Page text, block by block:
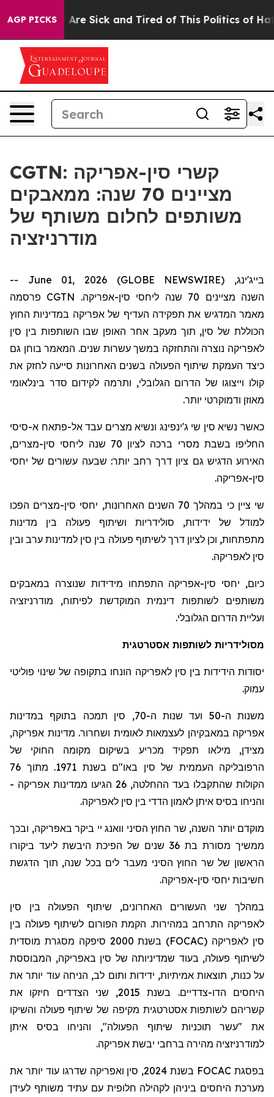
AGP PICKSAre Sick and Tired of This Politics of Hatred”
CGTN: קשרי סין-אפריקה
מציינים 70 שנה: ממאבקים
משותפים לחלום משותף של
מודרניזציה
בייג'ינג, June 01, 2026 (GLOBE NEWSWIRE) --
השנה מציינים CGTN פרסמה
מאמר המדגיש את תפקידה העדיף של אפריקה במדיניות החוץ
הכוללת של סין, תוך מעקב אחר האופן שבו השותפות בין סין
לאפריקה נוצרה והתחזקה במשך עשרות שנים. המאמר בוחן גם
כיצד העמקת שיתוף הפעולה בשנים האחרונות סייעה לחזק את
קולו וייצוגו של הדרום הגלובלי, ותרמה לקידום סדר בינלאומי
מאוזן ודמוקרטי יותר.
כאשר נשיא סין שי ג'ינפינג ונשיא מצרים עבד אל-פתאח א-סיסי
החליפו בשבת מסרי ברכה לציון 70 שנה ליחסי סין-מצרים,
האירוע הדגיש גם ציון דרך רחב יותר: שבעה עשורים של יחסי
סין-אפריקה.
שי ציין כי במהלך 70 השנים האחרונות, יחסי סין-מצרים הפכו
למודל של ידידות, סולידריות ושיתוף פעולה בין מדינות
מתפתחות, וכן לציון דרך לשיתוף פעולה בין סין למדינות ערב ובין
סין לאפריקה.
כיום, יחסי סין-אפריקה התפתחו מידידות שנוצרה במאבקים
משותפים לשותפות דינמית המוקדשת לפיתוח, מודרניזציה
ועליית הדרום הגלובלי.
מסולידריות לשותפות אסטרטגית
יסודות הידידות בין סין לאפריקה הונחו בתקופה של שינוי פוליטי
עמוק.
משנות ה-50 ועד שנות ה-70, סין תמכה בתוקף במדינות
אפריקה במאבקיהן לעצמאות לאומית ושחרור. מדינות אפריקה,
מצידן, מילאו תפקיד מכריע בשיקום מקומה החוקי של
הרפובליקה העממית של סין באו"ם בשנת 1971. מתוך 76
הקולות שהתקבלו בעד ההחלטה, 26 הגיעו ממדינות אפריקה -
והניחו בסיס איתן לאמון הדדי בין סין לאפריקה.
מוקדם יותר השנה, שר החוץ הסיני וואנג יי ביקר באפריקה, ובכך
ממשיך מסורת בת 36 שנים של הפיכת היבשת ליעד ביקורו
הראשון של שר החוץ הסיני מעבר לים בכל שנה, תוך הדגשת
חשיבות יחסי סין-אפריקה.
במהלך שני העשורים האחרונים, שיתוף הפעולה בין סין
לאפריקה התרחב במהירות. הקמת הפורום לשיתוף פעולה בין
סין לאפריקה (FOCAC
) בשנת 2000 סיפקה מסגרת מוסדית
לשיתוף פעולה, בעוד שמדיניותה של סין באפריקה, המבוססת
על כנות, תוצאות אמיתיות, ידידות ותום לב, הניחה עוד יותר את
היחסים הדו-צדדיים. בשנת 2015, שני הצדדים חיזקו את
קשריהם לשותפות אסטרטגית מקיפה של שיתוף פעולה והשיקו
את "עשר תוכניות שיתוף הפעולה", והניחו בסיס איתן
למודרניזציה מהירה ברחבי יבשת אפריקה.
בפסגת FOCAC
בשנת 2024, סין ואפריקה שדרגו עוד יותר את
מערכת היחסים ביניהן לקהילה חלופית עם עתיד משותף לעידן